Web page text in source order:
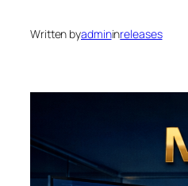
Written byadmininreleases